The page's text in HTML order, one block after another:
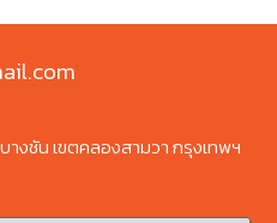
งชัน เขตคลองสามวา กรุงเทพฯ